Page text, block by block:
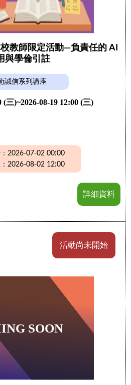
教師限定活動—負責任的 AI
與學倫引註
誠信系列講座
(三)~2026-08-19 12:00 (三)
2026-07-02 00:00
2026-08-02 12:00
詳細資料
活動尚未開始